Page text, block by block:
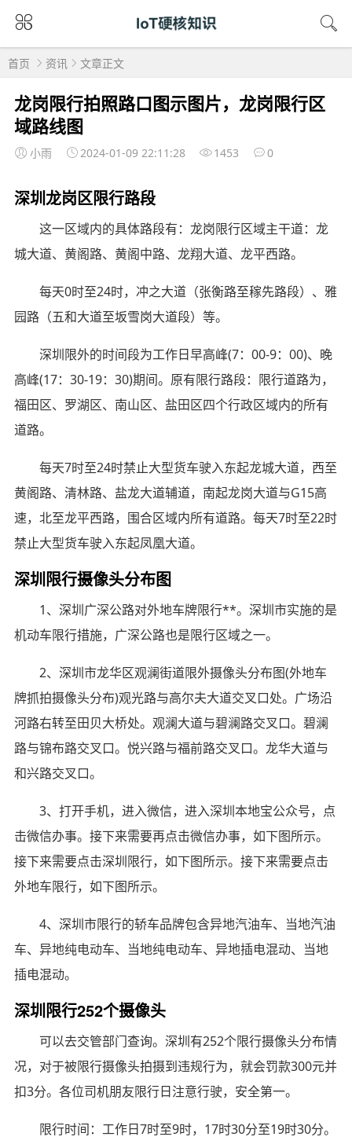
首页 资讯 文章正文
龙岗限行拍照路口图示图片，龙岗限行区
域路线图
小雨 2024-01-09 22:11:28 1453 0
深圳龙岗区限行路段
这一区域内的具体路段有：龙岗限行区域主干道：龙
城大道、黄阁路、黄阁中路、龙翔大道、龙平西路。
每天0时至24时，冲之大道（张衡路至稼先路段）、雅
园路（五和大道至坂雪岗大道段）等。
深圳限外的时间段为工作日早高峰(7：00-9：00)、晚
高峰(17：30-19：30)期间。原有限行路段：限行道路为，
福田区、罗湖区、南山区、盐田区四个行政区域内的所有
道路。
每天7时至24时禁止大型货车驶入东起龙城大道，西至
黄阁路、清林路、盐龙大道辅道，南起龙岗大道与G15高
速，北至龙平西路，围合区域内所有道路。每天7时至22时
禁止大型货车驶入东起凤凰大道。
深圳限行摄像头分布图
1、深圳广深公路对外地车牌限行**。深圳市实施的是
机动车限行措施，广深公路也是限行区域之一。
2、深圳市龙华区观澜街道限外摄像头分布图(外地车
牌抓拍摄像头分布)观光路与高尔夫大道交叉口处。广场沿
河路右转至田贝大桥处。观澜大道与碧澜路交叉口。碧澜
路与锦布路交叉口。悦兴路与福前路交叉口。龙华大道与
和兴路交叉口。
3、打开手机，进入微信，进入深圳本地宝公众号，点
击微信办事。接下来需要再点击微信办事，如下图所示。
接下来需要点击深圳限行，如下图所示。接下来需要点击
外地车限行，如下图所示。
4、深圳市限行的轿车品牌包含异地汽油车、当地汽油
车、异地纯电动车、当地纯电动车、异地插电混动、当地
插电混动。
深圳限行252个摄像头
可以去交管部门查询。深圳有252个限行摄像头分布情
况，对于被限行摄像头拍摄到违规行为，就会罚款300元并
扣3分。各位司机朋友限行日注意行驶，安全第一。
限行时间：工作日7时至9时，17时30分至19时30分。